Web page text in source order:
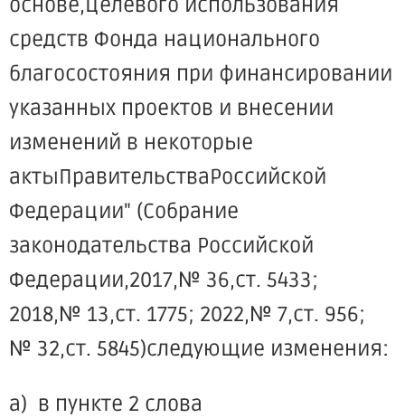
основе,целевого использования
средств Фонда национального
благосостояния при финансировании
указанных проектов и внесении
изменений в некоторые
актыПравительстваРоссийской
Федерации" (Собрание
законодательства Российской
Федерации,2017,№ 36,ст. 5433;
2018,№ 13,ст. 1775; 2022,№ 7,ст. 956;
№ 32,ст. 5845)следующие изменения:
а) в пункте 2 слова